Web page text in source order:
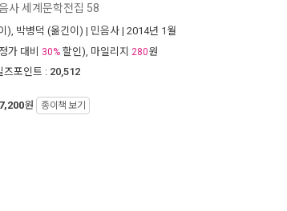
사 세계문학전집 58
), 박병덕 (옮긴이) | 민음사 | 2014년 1월
가 대비 30% 할인), 마일리지 280원
즈포인트 : 20,512
7,200원 종이책 보기